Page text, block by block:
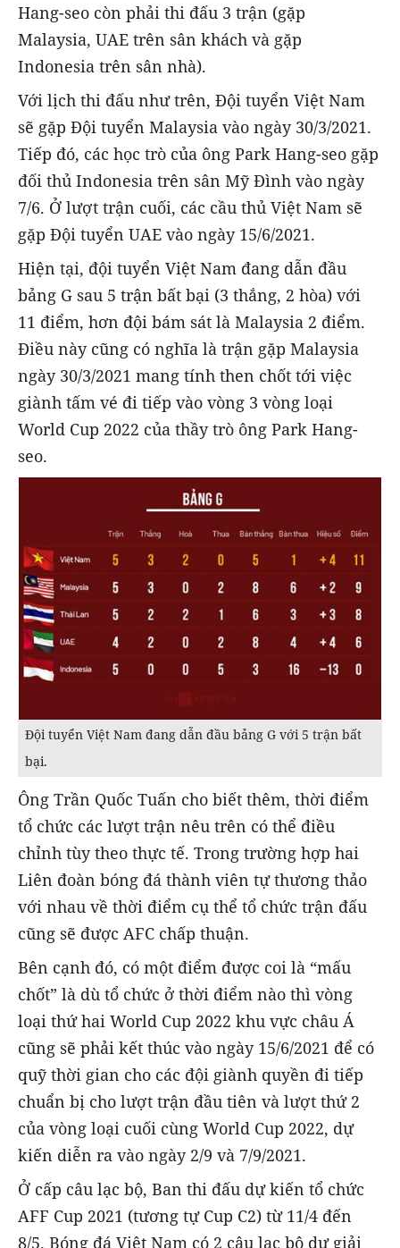
Hang-seo còn phải thi đấu 3 trận (gặp
Malaysia, UAE trên sân khách và gặp
Indonesia trên sân nhà).
Với lịch thi đấu như trên, Đội tuyển Việt Nam
sẽ gặp Đội tuyển Malaysia vào ngày 30/3/2021.
Tiếp đó, các học trò của ông Park Hang-seo gặp
đối thủ Indonesia trên sân Mỹ Đình vào ngày
7/6. Ở lượt trận cuối, các cầu thủ Việt Nam sẽ
gặp Đội tuyển UAE vào ngày 15/6/2021.
Hiện tại, đội tuyển Việt Nam đang dẫn đầu
bảng G sau 5 trận bất bại (3 thắng, 2 hòa) với
11 điểm, hơn đội bám sát là Malaysia 2 điểm.
Điều này cũng có nghĩa là trận gặp Malaysia
ngày 30/3/2021 mang tính then chốt tới việc
giành tấm vé đi tiếp vào vòng 3 vòng loại
World Cup 2022 của thầy trò ông Park Hang-
seo.
Đội tuyển Việt Nam đang dẫn đầu bảng G với 5 trận bất
bại.
Ông Trần Quốc Tuấn cho biết thêm, thời điểm
tổ chức các lượt trận nêu trên có thể điều
chỉnh tùy theo thực tế. Trong trường hợp hai
Liên đoàn bóng đá thành viên tự thương thảo
với nhau về thời điểm cụ thể tổ chức trận đấu
cũng sẽ được AFC chấp thuận.
Bên cạnh đó, có một điểm được coi là “mấu
chốt” là dù tổ chức ở thời điểm nào thì vòng
loại thứ hai World Cup 2022 khu vực châu Á
cũng sẽ phải kết thúc vào ngày 15/6/2021 để có
quỹ thời gian cho các đội giành quyền đi tiếp
chuẩn bị cho lượt trận đầu tiên và lượt thứ 2
của vòng loại cuối cùng World Cup 2022, dự
kiến diễn ra vào ngày 2/9 và 7/9/2021.
Ở cấp câu lạc bộ, Ban thi đấu dự kiến tổ chức
AFF Cup 2021 (tương tự Cup C2) từ 11/4 đến
8/5. Bóng đá Việt Nam có 2 câu lạc bộ dự giải